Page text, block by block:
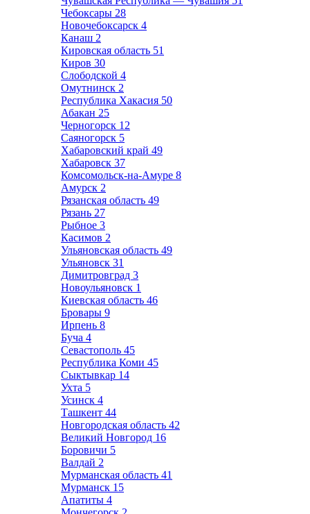
Чебоксары 28
Новочебоксарск 4
Канаш 2
Кировская область 51
Киров 30
Слободской 4
Омутнинск 2
Республика Хакасия 50
Абакан 25
Черногорск 12
Саяногорск 5
Хабаровский край 49
Хабаровск 37
Комсомольск-на-Амуре 8
Амурск 2
Рязанская область 49
Рязань 27
Рыбное 3
Касимов 2
Ульяновская область 49
Ульяновск 31
Димитровград 3
Новоульяновск 1
Киевская область 46
Бровары 9
Ирпень 8
Буча 4
Севастополь 45
Республика Коми 45
Сыктывкар 14
Ухта 5
Усинск 4
Ташкент 44
Новгородская область 42
Великий Новгород 16
Боровичи 5
Валдай 2
Мурманская область 41
Мурманск 15
Апатиты 4